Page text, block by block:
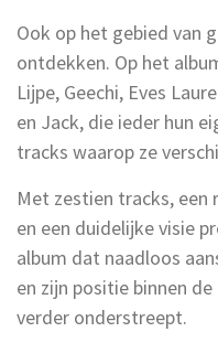
Ook op het gebied van
ontdekken. Op het
Lijpe, Geechi, Eves
en Jack, die ieder hun
tracks waarop ze
Met zestien tracks, een
en een duidelijke visie
album dat naadloos
en zijn positie binnen
verder onderstreept.